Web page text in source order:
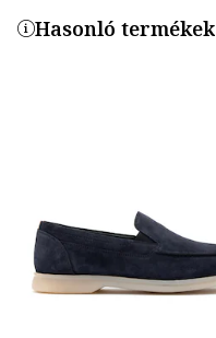
Hasonló termékek